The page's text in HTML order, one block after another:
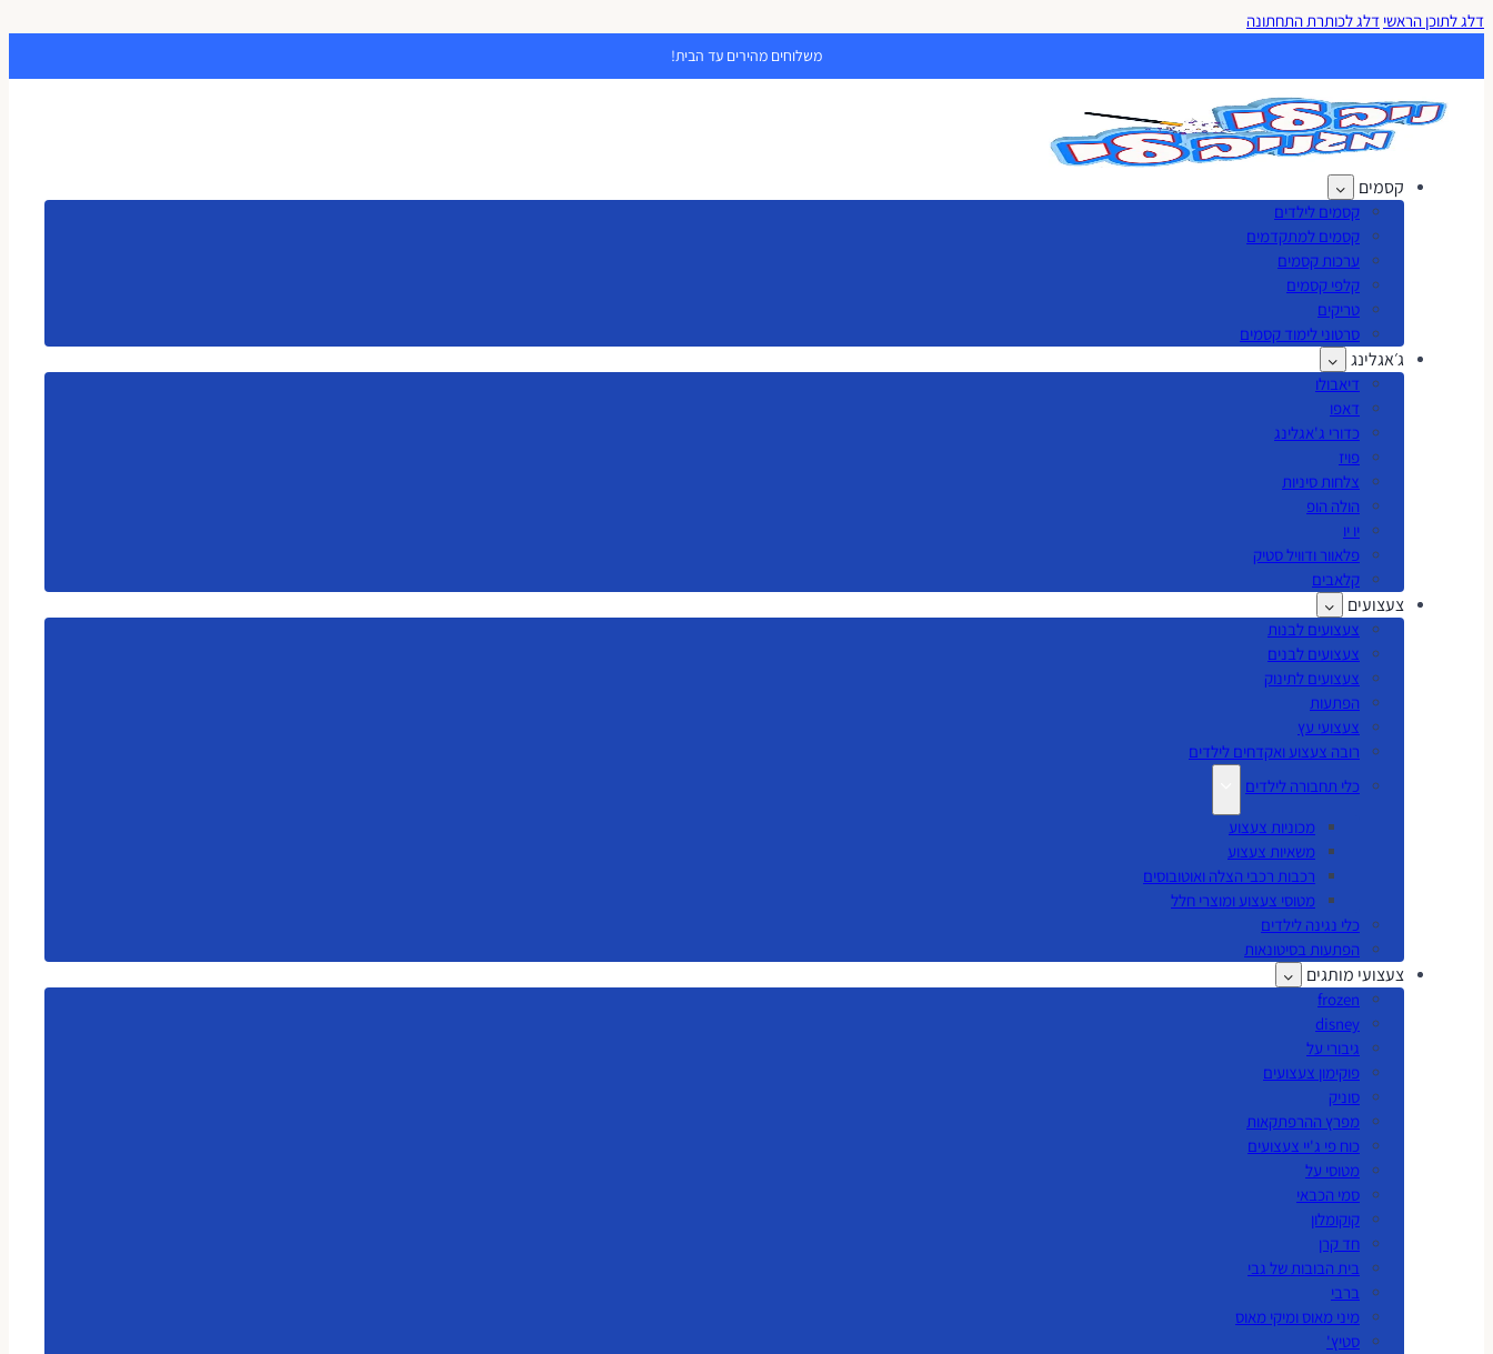
דלג לתוכן הראשי דלג לכותרת התחתונה
משלוחים מהירים עד הבית!
קסמים
קסמים לילדים
קסמים למתקדמים
ערכות קסמים
קלפי קסמים
טריקים
סרטוני לימוד קסמים
ג׳אגלינג
דיאבולו
דאפו
כדורי ג'אגלינג
פויז
צלחות סיניות
הולה הופ
יו יו
פלאוור ודוויל סטיק
קלאבים
צעצועים
צעצועים לבנות
צעצועים לבנים
צעצועים לתינוק
הפתעות
צעצועי עץ
רובה צעצוע ואקדחים לילדים
כלי תחבורה לילדים
מכוניות צעצוע
משאיות צעצוע
רכבות רכבי הצלה ואוטובוסים
מטוסי צעצוע ומוצרי חלל
כלי נגינה לילדים
הפתעות בסיטונאות
צעצועי מותגים
frozen
disney
גיבורי על
פוקימון צעצועים
סוניק
מפרץ ההרפתקאות
כוח פי ג'יי צעצועים
מטוסי על
סמי הכבאי
קוקומלון
חד קרן
בית הבובות של גבי
ברבי
מיני מאוס ומיקי מאוס
סטיץ'